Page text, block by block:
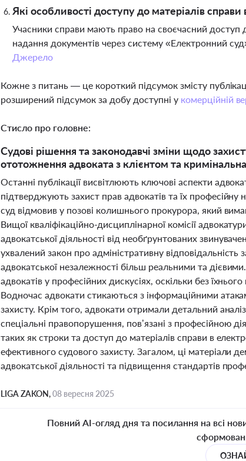
Які особливості доступу до матеріалів
Учасники справи мають право на своєчасний доступ
надання документів через систему «Електронний
Джерело
Кожне з питань — це короткий підсумок змісту
розширений підсумок за добу доступні у комерційній
Стисло про головне:
Судові рішення та законодавчі зміни щодо
ототожнення адвоката з клієнтом та кримінальна
Останні публікації висвітлюють ключові аспекти
підтверджують захист прав адвокатів та їх
суд відмовив у позові колишнього прокурора, який
Вищої кваліфікаційно-дисциплінарної комісії
адвокатської діяльності від необґрунтованих
ухвалений закон про адміністративну
адвокатської незалежності більш реальними та
адвокатів у професійних дискусіях, оскільки без
Водночас адвокати стикаються з інформаційними
захисту. Крім того, адвокати отримали детальний
спеціальні правопорушення, пов’язані з професійною
таких як строки та доступ до матеріалів справи в
ефективного судового захисту. Загалом, ці матеріали
адвокатської діяльності та підвищення стандартів
LIGA ZAKON,08 вересня 2025
Повний AI-огляд дня та посилання на всі